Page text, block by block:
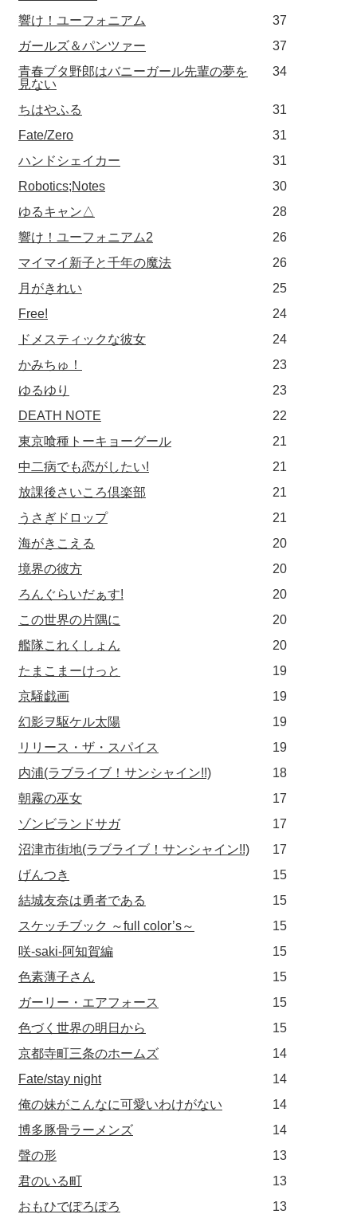
響け！ユーフォニアム
37
ガールズ＆パンツァー
37
青春ブタ野郎はバニーガール先輩の夢を
見ない
34
ちはやふる
31
Fate/Zero
31
ハンドシェイカー
31
Robotics;Notes
30
ゆるキャン△
28
響け！ユーフォニアム2
26
マイマイ新子と千年の魔法
26
月がきれい
25
Free!
24
ドメスティックな彼女
24
かみちゅ！
23
ゆるゆり
23
DEATH NOTE
22
東京喰種トーキョーグール
21
中二病でも恋がしたい!
21
放課後さいころ倶楽部
21
うさぎドロップ
21
海がきこえる
20
境界の彼方
20
ろんぐらいだぁす!
20
この世界の片隅に
20
艦隊これくしょん
20
たまこまーけっと
19
京騒戯画
19
幻影ヲ駆ケル太陽
19
リリース・ザ・スパイス
19
内浦(ラブライブ！サンシャイン!!)
18
朝霧の巫女
17
ゾンビランドサガ
17
沼津市街地(ラブライブ！サンシャイン!!)
17
げんつき
15
結城友奈は勇者である
15
スケッチブック ～full color’s～
15
咲-saki-阿知賀編
15
色素薄子さん
15
ガーリー・エアフォース
15
色づく世界の明日から
15
京都寺町三条のホームズ
14
Fate/stay night
14
俺の妹がこんなに可愛いわけがない
14
博多豚骨ラーメンズ
14
聲の形
13
君のいる町
13
おもひでぽろぽろ
13